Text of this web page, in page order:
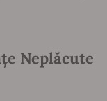
Neplăcute